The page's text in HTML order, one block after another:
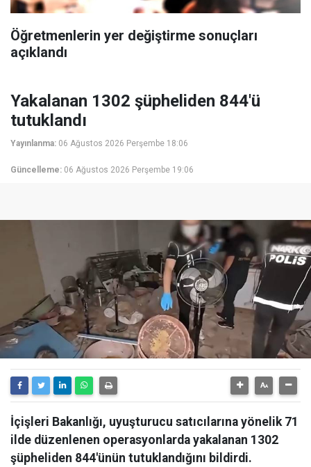
Öğretmenlerin yer değiştirme sonuçları
açıklandı
Yakalanan 1302 şüpheliden 844'ü
tutuklandı
Yayınlanma: 06 Ağustos 2026 Perşembe 18:06
Güncelleme: 06 Ağustos 2026 Perşembe 19:06
İçişleri Bakanlığı, uyuşturucu satıcılarına yönelik 71
ilde düzenlenen operasyonlarda yakalanan 1302
şüpheliden 844'ünün tutuklandığını bildirdi.